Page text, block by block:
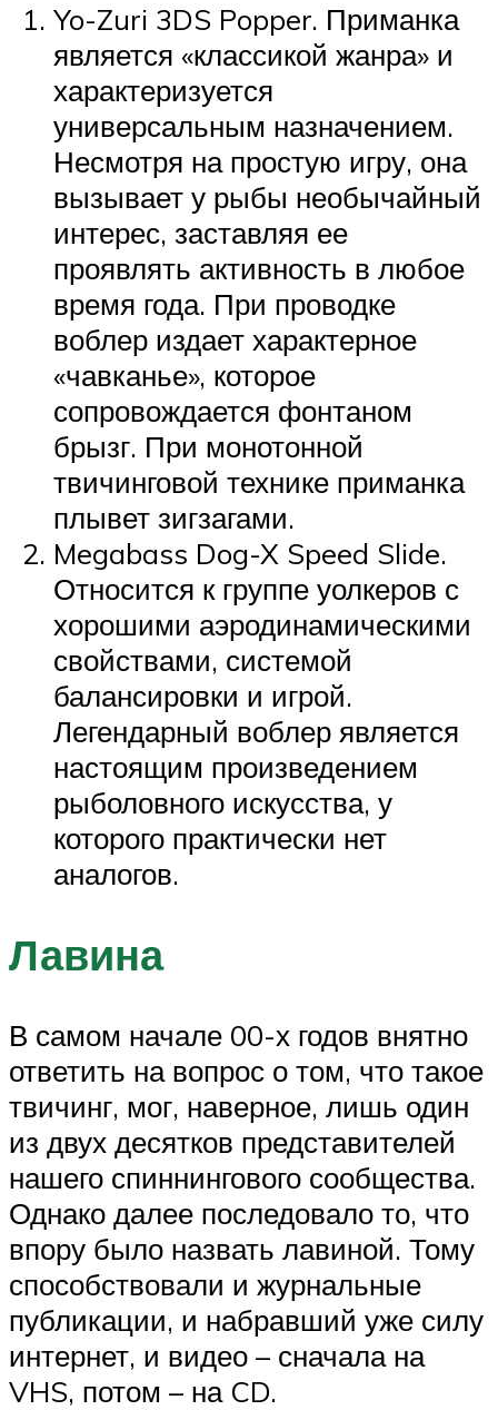
Yo-Zuri 3DS Popper. Приманка
является «классикой жанра» и
характеризуется
универсальным назначением.
Несмотря на простую игру, она
вызывает у рыбы необычайный
интерес, заставляя ее
проявлять активность в любое
время года. При проводке
воблер издает характерное
«чавканье», которое
сопровождается фонтаном
брызг. При монотонной
твичинговой технике приманка
плывет зигзагами.
Megabass Dog-X Speed Slide.
Относится к группе уолкеров с
хорошими аэродинамическими
свойствами, системой
балансировки и игрой.
Легендарный воблер является
настоящим произведением
рыболовного искусства, у
которого практически нет
аналогов.
Лавина
В самом начале 00-х годов внятно
ответить на вопрос о том, что такое
твичинг, мог, наверное, лишь один
из двух десятков представителей
нашего спиннингового сообщества.
Однако далее последовало то, что
впору было назвать лавиной. Тому
способствовали и журнальные
публикации, и набравший уже силу
интернет, и видео – сначала на
VHS, потом – на CD.